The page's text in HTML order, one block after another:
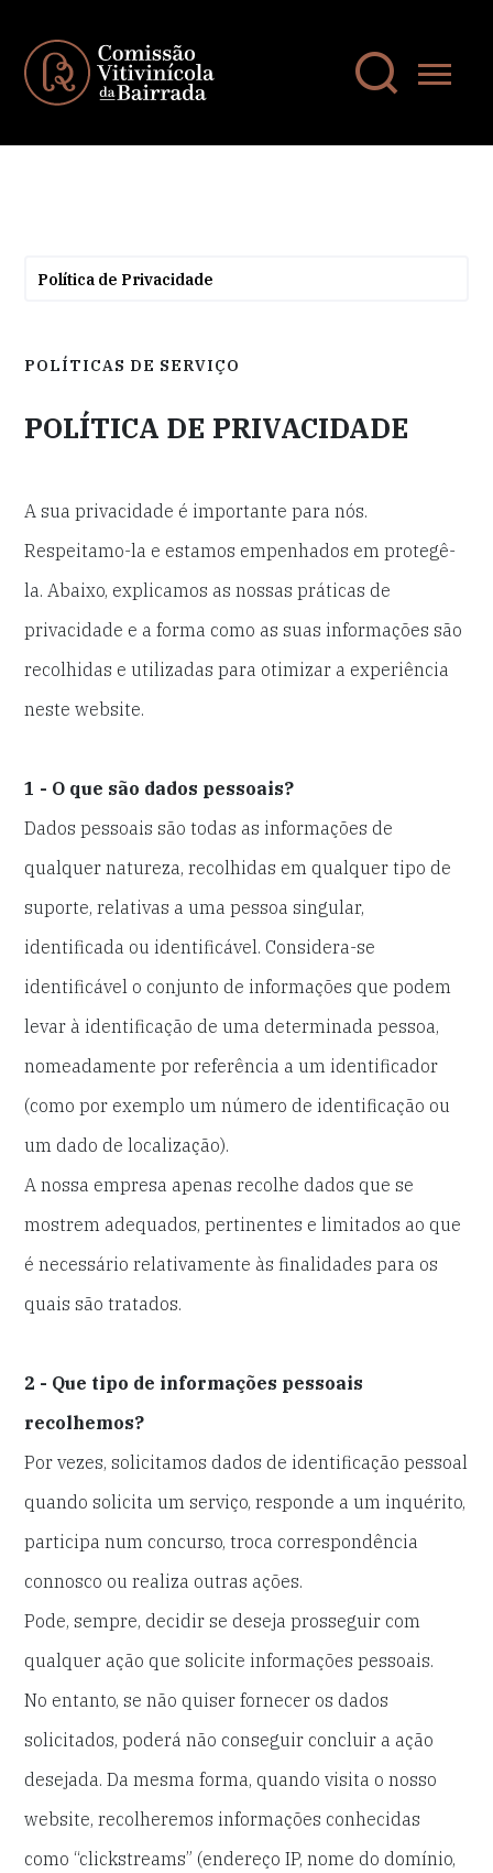
Política de Privacidade
POLÍTICAS DE SERVIÇO
POLÍTICA DE PRIVACIDADE
A sua privacidade é importante para nós.
Respeitamo-la e estamos empenhados em protegê-
la. Abaixo, explicamos as nossas práticas de
privacidade e a forma como as suas informações são
recolhidas e utilizadas para otimizar a experiência
neste website.
1 - O que são dados pessoais?
Dados pessoais são todas as informações de
qualquer natureza, recolhidas em qualquer tipo de
suporte, relativas a uma pessoa singular,
identificada ou identificável. Considera-se
identificável o conjunto de informações que podem
levar à identificação de uma determinada pessoa,
nomeadamente por referência a um identificador
(como por exemplo um número de identificação ou
um dado de localização).
A nossa empresa apenas recolhe dados que se
mostrem adequados, pertinentes e limitados ao que
é necessário relativamente às finalidades para os
quais são tratados.
2 - Que tipo de informações pessoais
recolhemos?
Por vezes, solicitamos dados de identificação pessoal
quando solicita um serviço, responde a um inquérito,
participa num concurso, troca correspondência
connosco ou realiza outras ações.
Pode, sempre, decidir se deseja prosseguir com
qualquer ação que solicite informações pessoais.
No entanto, se não quiser fornecer os dados
solicitados, poderá não conseguir concluir a ação
desejada. Da mesma forma, quando visita o nosso
website, recolheremos informações conhecidas
como “clickstreams” (endereço IP, nome do domínio,